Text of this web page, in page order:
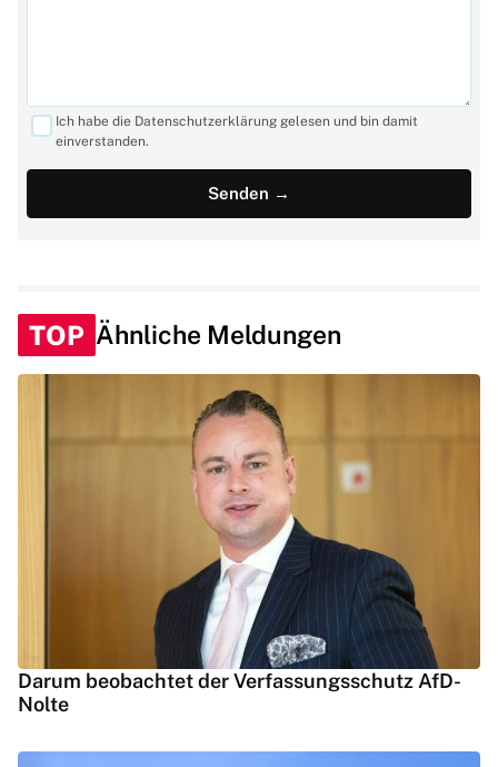
Ich habe die Datenschutzerklärung gelesen und bin damit
einverstanden.
TOP Ähnliche Meldungen
Darum beobachtet der Verfassungsschutz AfD-
Nolte